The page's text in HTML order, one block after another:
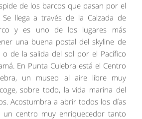
de los barcos que pasan por el
Se llega a través de la Calzada de
y es uno de los lugares más
una buena postal del skyline de
o de la salida del sol por el Pacífico
En Punta Culebra está el Centro
un museo al aire libre muy
sobre todo, la vida marina del
Acostumbra a abrir todos los días
un centro muy enriquecedor tanto